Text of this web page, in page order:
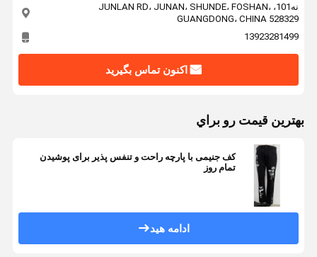
نه101، JUNLAN RD، JUNAN، SHUNDE، FOSHAN،
GUANGDONG، CHINA 528329
13923281499
اکنون تماس بگیرید
بهترين قيمت رو براي
کف جنیمی با پارچه راحت و تنفس پذیر برای پوشیدن
تمام روز
ادامه هید